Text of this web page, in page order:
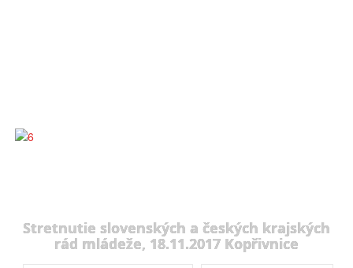
Stretnutie slovenských a českých krajských
rád mládeže, 18.11.2017 Kopřivnice